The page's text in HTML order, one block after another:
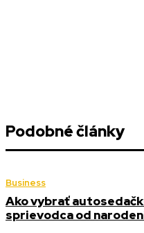
Podobné články
Business
Ako vybrať
sprievodca od